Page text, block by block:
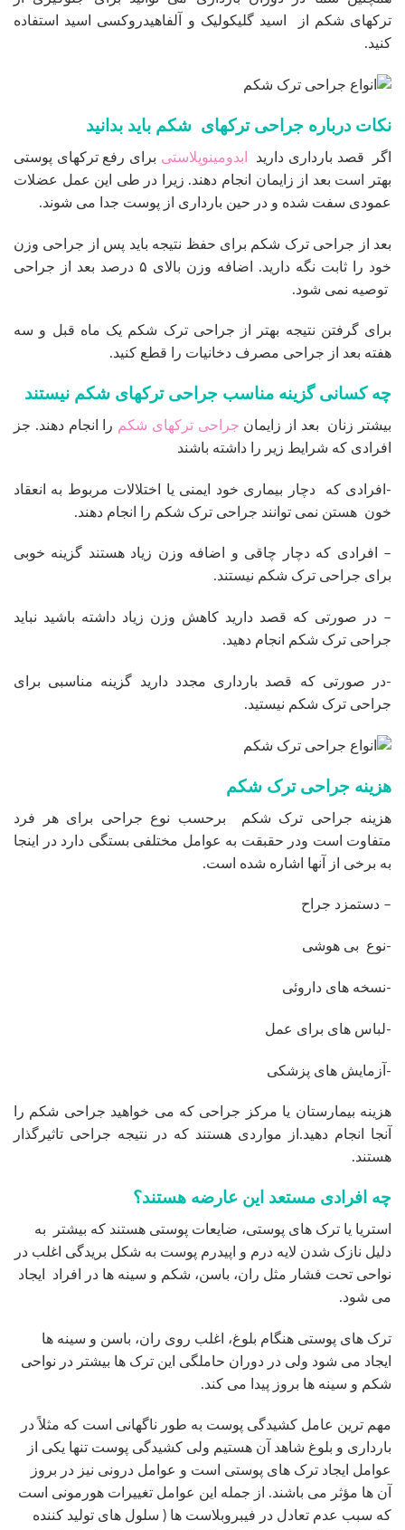
ترکهای شکم از اسید گلیکولیک و آلفاهیدروکسی اسید استفاده
کنید.
نکات درباره جراحی ترکهای شکم باید بدانید
اگر قصد بارداری دارید ابدومینوپلاستی برای رفع ترکهای پوستی
بهتر است بعد از زایمان انجام دهند. زیرا در طی این عمل عضلات
عمودی سفت شده و در حین بارداری از پوست جدا می شوند.
بعد از جراحی ترک شکم برای حفظ نتیجه باید پس از جراحی وزن
خود را ثابت نگه دارید. اضافه وزن بالای ۵ درصد بعد از جراحی
توصیه نمی شود.
برای گرفتن نتیجه بهتر از جراحی ترک شکم یک ماه قبل و سه
هفته بعد از جراحی مصرف دخانیات را قطع کنید.
چه کسانی گزینه مناسب جراحی ترکهای شکم نیستند
بیشتر زنان بعد از زایمان جراحی ترکهای شکم را انجام دهند. جز
افرادی که شرایط زیر را داشته باشند
-افرادی که دچار بیماری خود ایمنی یا اختلالات مربوط به انعقاد
خون هستن نمی توانند جراحی ترک شکم را انجام دهند.
– افرادی که دچار چاقی و اضافه وزن زیاد هستند گزینه خوبی
برای جراحی ترک شکم نیستند.
– در صورتی که قصد دارید کاهش وزن زیاد داشته باشید نباید
جراحی ترک شکم انجام دهید.
-در صورتی که قصد بارداری مجدد دارید گزینه مناسبی برای
جراحی ترک شکم نیستید.
هزینه جراحی ترک شکم
هزینه جراحی ترک شکم برحسب نوع جراحی برای هر فرد
متفاوت است ودر حقبقت به عوامل مختلفی بستگی دارد در اینجا
به برخی از آنها اشاره شده است.
– دستمزد جراح
-نوع بی هوشی
-نسخه های داروئی
-لباس های برای عمل
-آزمایش های پزشکی
هزینه بیمارستان یا مرکز جراحی که می خواهید جراحی شکم را
آنجا انجام دهید.از مواردی هستند که در نتیجه جراحی تاثیرگذار
هستند.
چه افرادی مستعد این عارضه هستند؟
استریا یا ترک های پوستی، ضایعات پوستی هستند که بیشتر به
دلیل نازک شدن لایه درم و اپیدرم پوست به شکل بریدگی اغلب در
نواحی تحت فشار مثل ران، باسن، شکم و سینه ها در افراد ایجاد
می شود.
ترک های پوستی هنگام بلوغ، اغلب روی ران، باسن و سینه ها
ایجاد می شود ولی در دوران حاملگی این ترک ها بیشتر در نواحی
شکم و سینه ها بروز پیدا می کند.
مهم ترین عامل کشیدگی پوست به طور ناگهانی است که مثلاً در
بارداری و بلوغ شاهد آن هستیم ولی کشیدگی پوست تنها یکی از
عوامل ایجاد ترک های پوستی است و عوامل درونی نیز در بروز
آن ها مؤثر می باشند. از جمله این عوامل تغییرات هورمونی است
که سبب عدم تعادل در فیبروبلاست ها ( سلول های تولید کننده